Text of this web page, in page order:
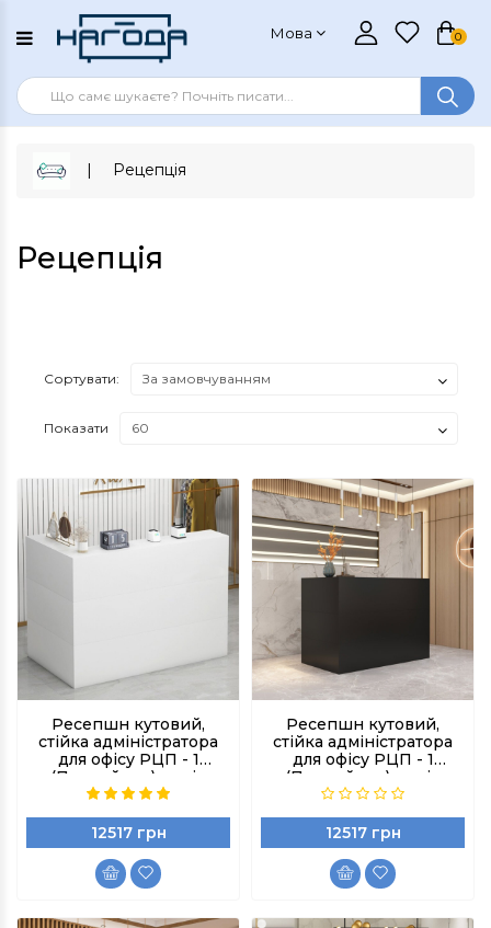
Мова 0
Рецепція
Рецепція
Сортувати:
Показати
Ресепшн кутовий,
стійка адміністратора
для офісу РЦП - 1
(Правий кут), колір
Білий
12517 грн
Ресепшн кутовий,
стійка адміністратора
для офісу РЦП - 1
(Правий кут), колір
Чорний
12517 грн